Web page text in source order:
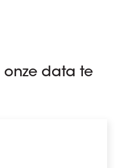
onze data te